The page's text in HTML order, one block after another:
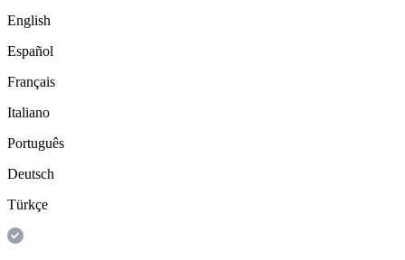
English
Español
Français
Italiano
Português
Deutsch
Türkçe